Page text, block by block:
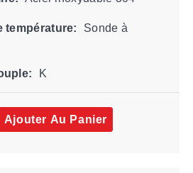
température:
Sonde à
K
Ajouter Au Panier